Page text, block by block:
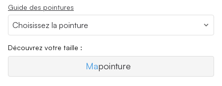
Guide des pointures
Découvrez votre taille :
Mapointure